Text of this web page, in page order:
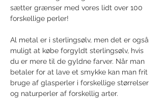
sætter grænser med vores lidt over 100
forskellige perler!
Al metal er i sterlingsølv, men det er også
muligt at købe forgyldt sterlingsølv, hvis
du er mere til de gyldne farver. Når man
betaler for at lave et smykke kan man frit
bruge af glasperler i forskellige størrelser
og naturperler af forskellig arter.